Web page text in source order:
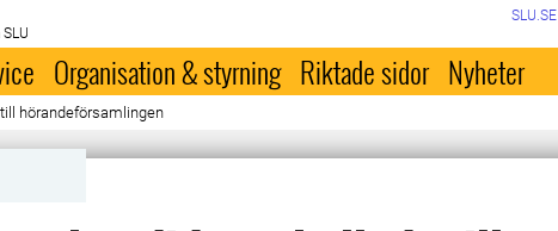
SLU.SE
Organisation & styrning Riktade sidor Nyheter
hörandeförsamlingen